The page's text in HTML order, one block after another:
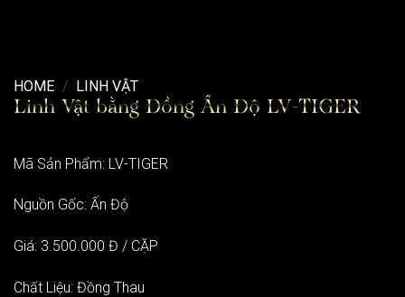
HOME / LINH VẬT
Linh Vật bằng Đồng Ấn Độ LV-TIGER
Mã Sản Phẩm: LV-TIGER
Nguồn Gốc: Ấn Độ
Giá: 3.500.000 Đ / CẶP
Chất Liệu: Đồng Thau